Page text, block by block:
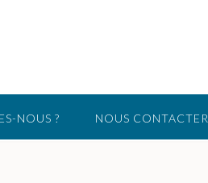
NOUS ? NOUS CONTACTER